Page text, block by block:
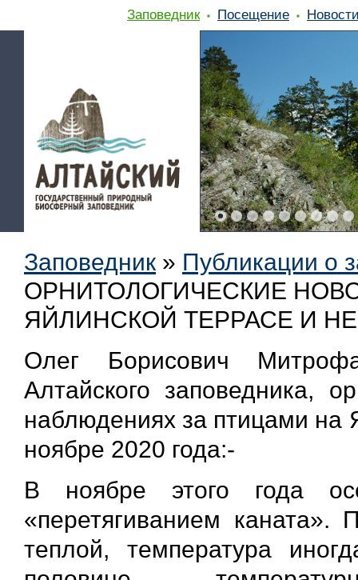
Заповедник Посещение
Заповедник » Публикации о
ОРНИТОЛОГИЧЕСКИЕ
ЯЙЛИНСКОЙ ТЕРРАСЕ И НЕ
Олег Борисович
Алтайского заповедника,
наблюдениях за птицами на
ноябре 2020 года:-
В ноябре этого года
«перетягиванием
теплой, температура